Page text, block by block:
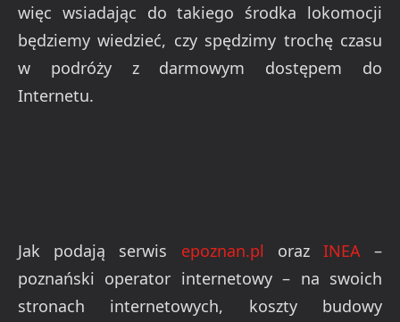
więc wsiadając do takiego środka lokomocji
będziemy wiedzieć, czy spędzimy trochę czasu
w podróży z darmowym dostępem do
Internetu.
Jak podają serwis epoznan.pl oraz INEA–
poznański operator internetowy – na swoich
stronach internetowych, koszty budowy